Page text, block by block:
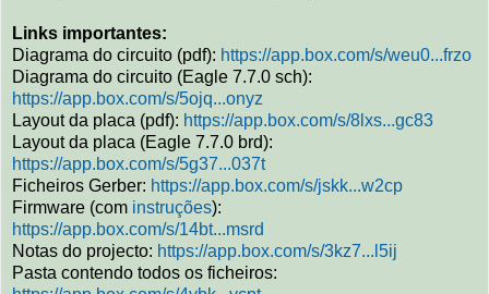
Links importantes:
Diagrama do circuito (pdf): https://app.box.com/s/weu0...frzo
Diagrama do circuito (Eagle 7.7.0 sch):
https://app.box.com/s/5ojq...onyz
Layout da placa (pdf): https://app.box.com/s/8lxs...gc83
Layout da placa (Eagle 7.7.0 brd):
https://app.box.com/s/5g37...037t
Ficheiros Gerber: https://app.box.com/s/jskk...w2cp
Firmware (com instruções):
https://app.box.com/s/14bt...msrd
Notas do projecto: https://app.box.com/s/3kz7...l5ij
Pasta contendo todos os ficheiros: